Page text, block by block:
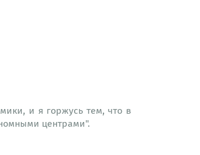
и я горжусь тем, что в
центрами".